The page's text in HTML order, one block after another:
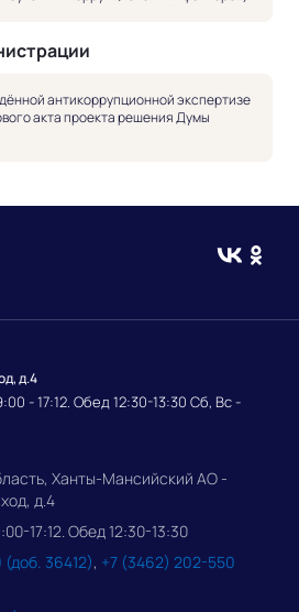
антикоррупционной экспертизе
акта проекта решения Думы
д.4
- 17:12. Обед 12:30-13:30 Сб, Вс -
Ханты-Мансийский АО -
д.4
17:12. Обед 12:30-13:30
36412), +7 (3462) 202-550